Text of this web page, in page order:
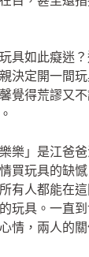
具如此癡迷
決定開一間
覺得荒謬又
樂」是江爸
買玩具的缺
有人都能在
玩具。一直
情，兩人的關